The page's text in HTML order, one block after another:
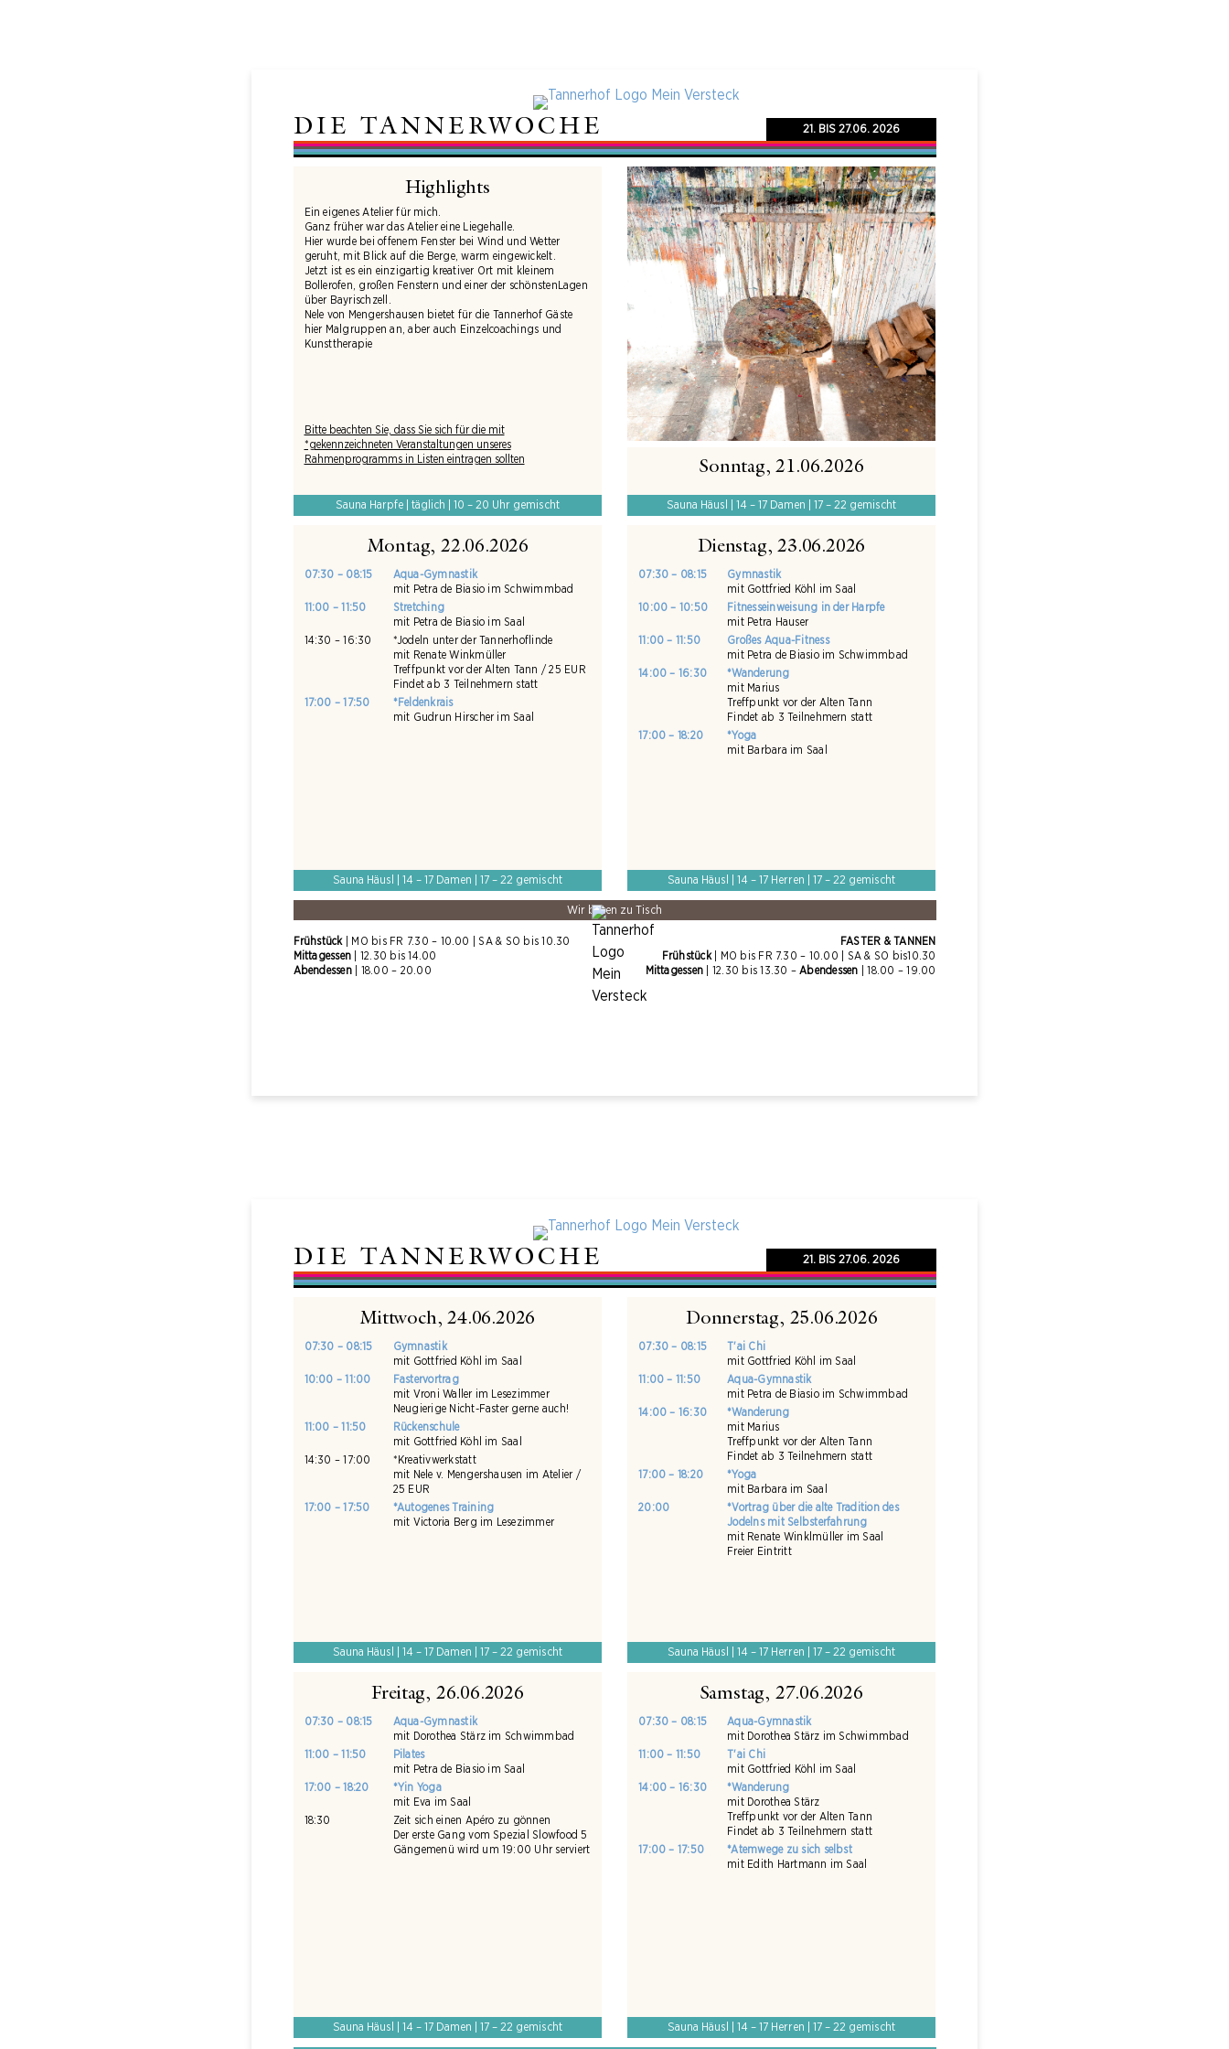
DIE TANNERWOCHE 21. BIS 27.06. 2026
Highlights
Ein eigenes Atelier für mich.
Ganz früher war das Atelier eine Liegehalle.
Hier wurde bei offenem Fenster bei Wind und Wetter
geruht, mit Blick auf die Berge, warm eingewickelt.
Jetzt ist es ein einzigartig kreativer Ort mit kleinem
Bollerofen, großen Fenstern und einer der schönstenLagen
über Bayrischzell.
Nele von Mengershausen bietet für die Tannerhof Gäste
hier Malgruppen an, aber auch Einzelcoachings und
Kunsttherapie
Bitte beachten Sie, dass Sie sich für die mit
*gekennzeichneten Veranstaltungen unseres
Rahmenprogramms in Listen eintragen sollten
Sauna Harpfe | täglich | 10 – 20 Uhr gemischt
Sonntag, 21.06.2026
Sauna Häusl | 14 – 17 Damen | 17 – 22 gemischt
Montag, 22.06.2026
07:30 – 08:15
Aqua-Gymnastik
mit Petra de Biasio im Schwimmbad
11:00 – 11:50
Stretching
mit Petra de Biasio im Saal
14:30 – 16:30
*Jodeln unter der Tannerhoflinde
mit Renate Winkmüller
Treffpunkt vor der Alten Tann / 25 EUR
Findet ab 3 Teilnehmern statt
17:00 – 17:50
*Feldenkrais
mit Gudrun Hirscher im Saal
Sauna Häusl | 14 – 17 Damen | 17 – 22 gemischt
Dienstag, 23.06.2026
07:30 – 08:15
Gymnastik
mit Gottfried Köhl im Saal
10:00 – 10:50
Fitnesseinweisung in der Harpfe
mit Petra Hauser
11:00 – 11:50
Großes Aqua-Fitness
mit Petra de Biasio im Schwimmbad
14:00 – 16:30
*Wanderung
mit Marius
Treffpunkt vor der Alten Tann
Findet ab 3 Teilnehmern statt
17:00 – 18:20
*Yoga
mit Barbara im Saal
Sauna Häusl | 14 – 17 Herren | 17 – 22 gemischt
Wir bitten zu Tisch
Frühstück| MO bis FR 7.30– 10.00 | SA& SO bis 10.30
Mittagessen | 12.30 bis 14.00
Abendessen| 18.00– 20.00
FASTER &TANNEN
Frühstück| MO bis FR 7.30– 10.00 | SA& SO bis10.30
Mittagessen | 12.30 bis 13.30 – Abendessen | 18.00 – 19.00
DIE TANNERWOCHE 21. BIS 27.06. 2026
Mittwoch, 24.06.2026
07:30 – 08:15
Gymnastik
mit Gottfried Köhl im Saal
10:00 – 11:00
Fastervortrag
mit Vroni Waller im Lesezimmer
Neugierige Nicht-Faster gerne auch!
11:00 – 11:50
Rückenschule
mit Gottfried Köhl im Saal
14:30 – 17:00
*Kreativwerkstatt
mit Nele v. Mengershausen im Atelier /
25 EUR
17:00 – 17:50
*Autogenes Training
mit Victoria Berg im Lesezimmer
Sauna Häusl | 14 – 17 Damen | 17 – 22 gemischt
Donnerstag, 25.06.2026
07:30 – 08:15
T'ai Chi
mit Gottfried Köhl im Saal
11:00 – 11:50
Aqua-Gymnastik
mit Petra de Biasio im Schwimmbad
14:00 – 16:30
*Wanderung
mit Marius
Treffpunkt vor der Alten Tann
Findet ab 3 Teilnehmern statt
17:00 – 18:20
*Yoga
mit Barbara im Saal
20:00
*Vortrag über die alte Tradition des
Jodelns mit Selbsterfahrung
mit Renate Winklmüller im Saal
Freier Eintritt
Sauna Häusl | 14 – 17 Herren | 17 – 22 gemischt
Freitag, 26.06.2026
07:30 – 08:15
Aqua-Gymnastik
mit Dorothea Stärz im Schwimmbad
11:00 – 11:50
Pilates
mit Petra de Biasio im Saal
17:00 – 18:20
*Yin Yoga
mit Eva im Saal
18:30
Zeit sich einen Apéro zu gönnen
Der erste Gang vom Spezial Slowfood 5
Gängemenü wird um 19:00 Uhr serviert
Sauna Häusl | 14 – 17 Damen | 17 – 22 gemischt
Samstag, 27.06.2026
07:30 – 08:15
Aqua-Gymnastik
mit Dorothea Stärz im Schwimmbad
11:00 – 11:50
T'ai Chi
mit Gottfried Köhl im Saal
14:00 – 16:30
*Wanderung
mit Dorothea Stärz
Treffpunkt vor der Alten Tann
Findet ab 3 Teilnehmern statt
17:00 – 17:50
*Atemwege zu sich selbst
mit Edith Hartmann im Saal
Sauna Häusl | 14 – 17 Herren | 17 – 22 gemischt